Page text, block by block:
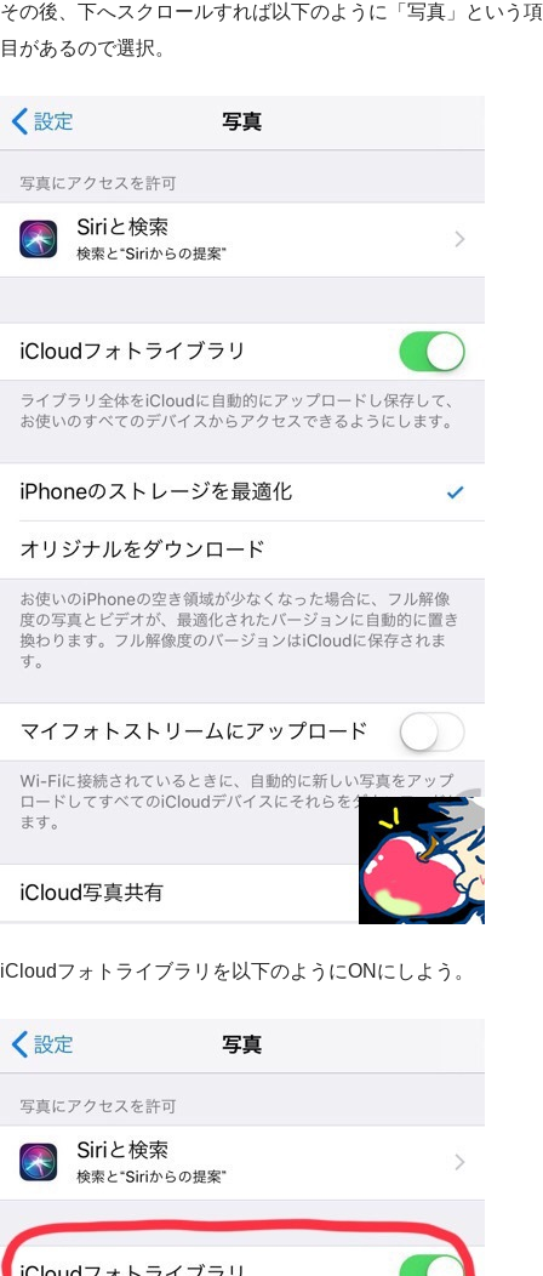
その後、下へスクロールすれば以下のように「写真」という項
目があるので選択。
iCloudフォトライブラリを以下のようにONにしよう。